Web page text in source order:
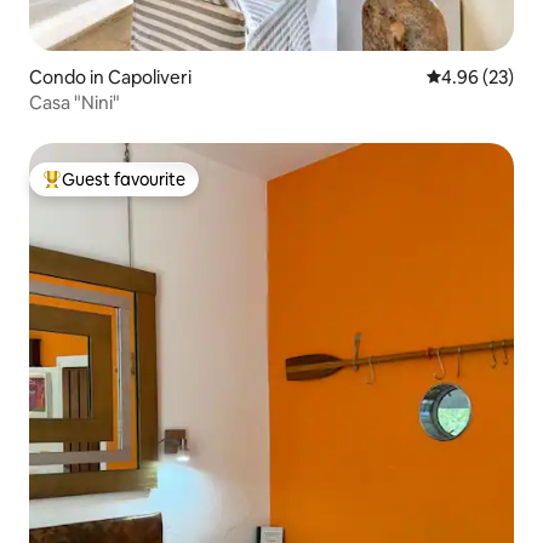
Condo in Capoliveri 4.96 out of 5
4.96 (23)
Casa "Nini"
Top guest favourite
Guest favourite